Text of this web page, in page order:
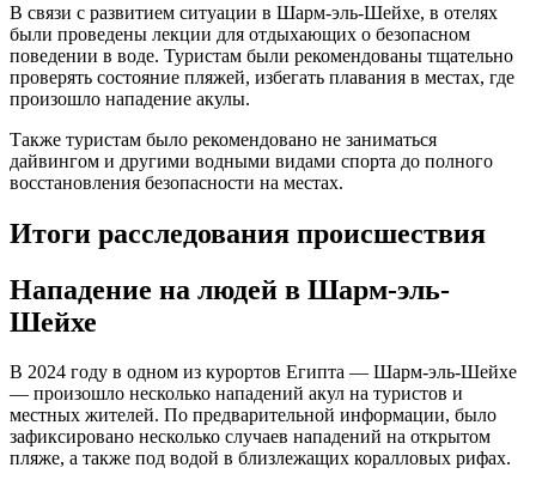
В связи с развитием ситуации в Шарм-эль-Шейхе, в отелях
были проведены лекции для отдыхающих о безопасном
поведении в воде. Туристам были рекомендованы тщательно
проверять состояние пляжей, избегать плавания в местах, где
произошло нападение акулы.
Также туристам было рекомендовано не заниматься
дайвингом и другими водными видами спорта до полного
восстановления безопасности на местах.
Итоги расследования происшествия
Нападение на людей в Шарм-эль-
Шейхе
В 2024 году в одном из курортов Египта — Шарм-эль-Шейхе
— произошло несколько нападений акул на туристов и
местных жителей. По предварительной информации, было
зафиксировано несколько случаев нападений на открытом
пляже, а также под водой в близлежащих коралловых рифах.